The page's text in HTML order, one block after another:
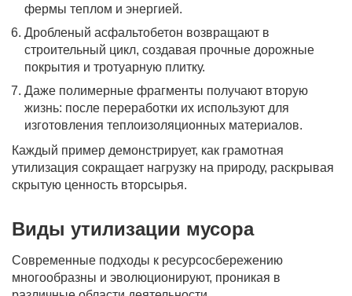
фермы теплом и энергией.
Дробленый асфальтобетон возвращают в
строительный цикл, создавая прочные дорожные
покрытия и тротуарную плитку.
Даже полимерные фрагменты получают вторую
жизнь: после переработки их используют для
изготовления теплоизоляционных материалов.
Каждый пример демонстрирует, как грамотная
утилизация сокращает нагрузку на природу, раскрывая
скрытую ценность вторсырья.
Виды утилизации мусора
Современные подходы к ресурсосбережению
многообразны и эволюционируют, проникая в